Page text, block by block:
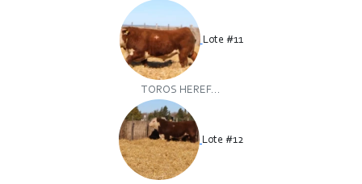
Lote #11
TOROS HEREF...
Lote #12